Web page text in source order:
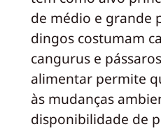
de médio e grande
dingos costumam
cangurus e
alimentar permite
às mudanças
disponibilidade de